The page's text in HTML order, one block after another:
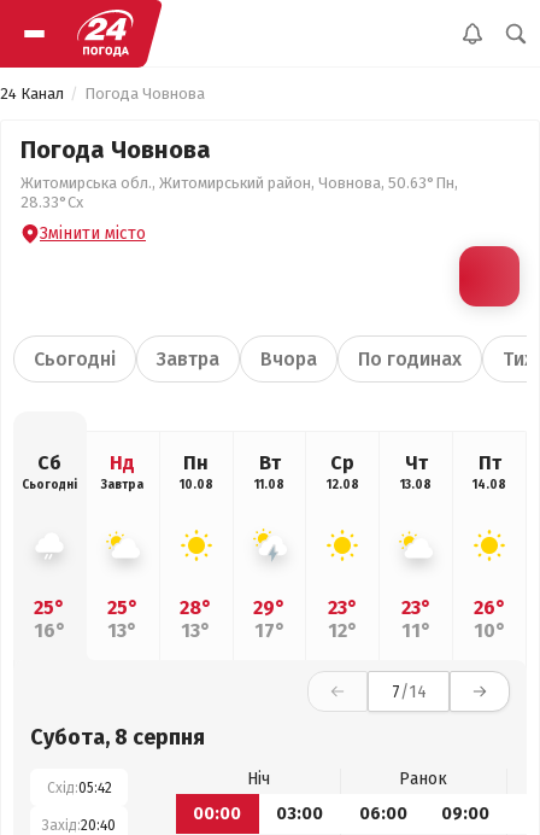
24 Канал Погода Човнова
Погода Човнова
Житомирська обл., Житомирський район, Човнова, 50.63°Пн,
28.33°Сх
Змінити місто
Сьогодні Завтра Вчора По годинах
Сб
Сьогодні
25°
16°
Нд
Завтра
25°
13°
Пн
10.08
28°
13°
Вт
11.08
29°
17°
Ср
12.08
23°
12°
Чт
13.08
23°
11°
Пт
14.08
26°
10°
7/14
Субота, 8 серпня
Схід:05:42
Захід:20:40
Ніч
Ранок
00:00
03:00 06:00 09:00